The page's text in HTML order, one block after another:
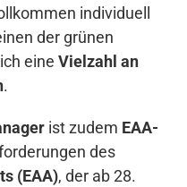
individuell
der grünen
eine Vielzahl an
.
ist zudem EAA-
des
(EAA), der ab 28.